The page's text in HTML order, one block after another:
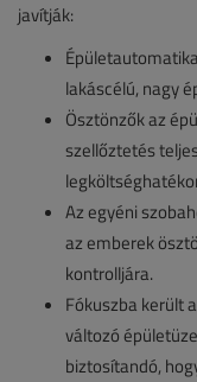
javítják:
lakáscélú, nagy
Ösztönzők az
szellőztetés
Az egyéni
az emberek
kontrolljára.
Fókuszba került
változó
biztosítandó,